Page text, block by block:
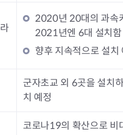
2020년 20대의 과속
2021년엔 6대 설치함
향후 지속적으로 설치
군자초교 외 6곳을 설치
치 예정
코로나19의 확산으로 비